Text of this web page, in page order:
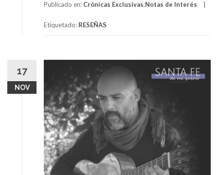
Publicado en: Crónicas Exclusivas,Notas de Interés
Etiquetado: RESEÑAS
17
NOV